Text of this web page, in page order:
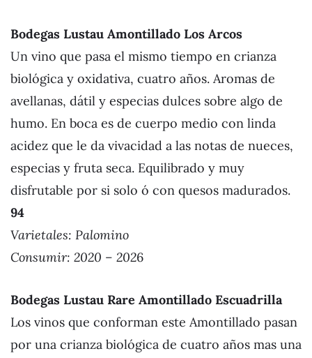
Bodegas Lustau Amontillado Los Arcos
Un vino que pasa el mismo tiempo en crianza
biológica y oxidativa, cuatro años. Aromas de
avellanas, dátil y especias dulces sobre algo de
humo. En boca es de cuerpo medio con linda
acidez que le da vivacidad a las notas de nueces,
especias y fruta seca. Equilibrado y muy
disfrutable por si solo ó con quesos madurados.
94
Varietales: Palomino
Consumir: 2020 – 2026
Bodegas Lustau Rare Amontillado Escuadrilla
Los vinos que conforman este Amontillado pasan
por una crianza biológica de cuatro años mas una